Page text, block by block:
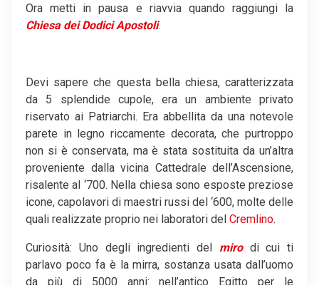
Ora metti in pausa e riavvia quando raggiungi la
Chiesa dei Dodici Apostoli.
Devi sapere che questa bella chiesa, caratterizzata
da 5 splendide cupole, era un ambiente privato
riservato ai Patriarchi. Era abbellita da una notevole
parete in legno riccamente decorata, che purtroppo
non si è conservata, ma è stata sostituita da un’altra
proveniente dalla vicina Cattedrale dell’Ascensione,
risalente al ‘700. Nella chiesa sono esposte preziose
icone, capolavori di maestri russi del ‘600, molte delle
quali realizzate proprio nei laboratori del Cremlino.
Curiosità: Uno degli ingredienti del miro di cui ti
parlavo poco fa è la mirra, sostanza usata dall’uomo
da più di 5000 anni: nell’antico Egitto per le